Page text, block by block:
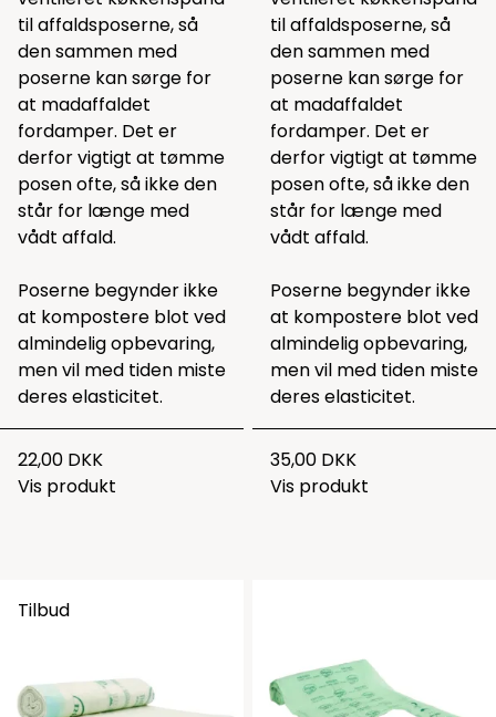
til affaldsposerne, så
den sammen med
poserne kan sørge for
at madaffaldet
fordamper. Det er
derfor vigtigt at tømme
posen ofte, så ikke den
står for længe med
vådt affald.
Poserne begynder ikke
at kompostere blot ved
almindelig opbevaring,
men vil med tiden miste
deres elasticitet.
22,00 DKK
Vis produkt
til affaldsposerne, så
den sammen med
poserne kan sørge for
at madaffaldet
fordamper. Det er
derfor vigtigt at tømme
posen ofte, så ikke den
står for længe med
vådt affald.
Poserne begynder ikke
at kompostere blot ved
almindelig opbevaring,
men vil med tiden miste
deres elasticitet.
35,00 DKK
Vis produkt
Tilbud